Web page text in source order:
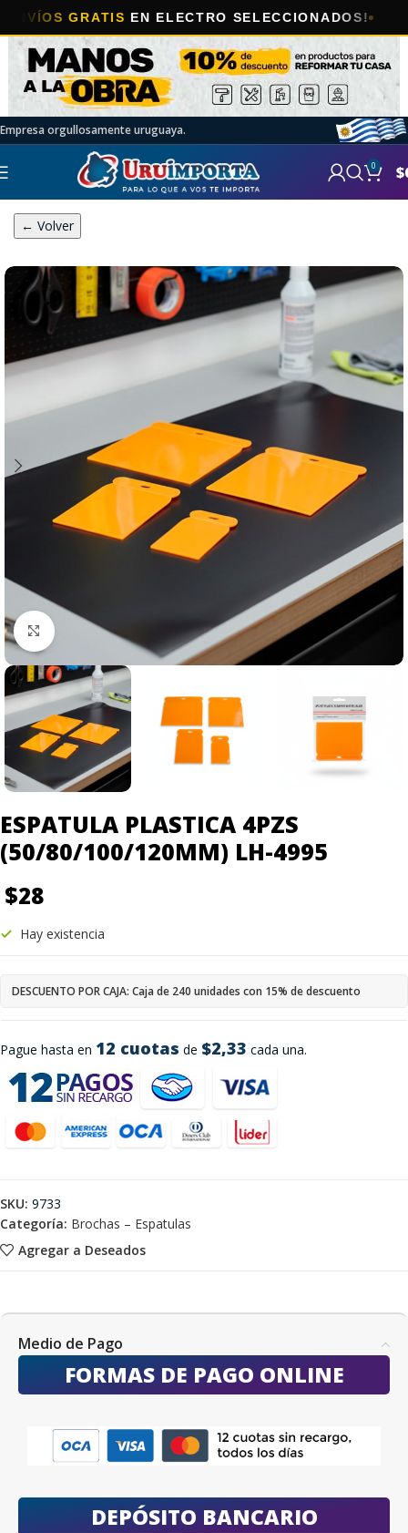
EN ELECTRO SELECCIONADOS!
Empresa orgullosamente uruguaya.
0 $
← Volver
Click to enlarge
ESPATULA PLASTICA 4PZS
(50/80/100/120MM) LH-4995
$28
Pague hasta en 12 cuotas de $2,33 cada una.
Hay existencia
DESCUENTO POR CAJA: Caja de 240 unidades con 15% de descuento
Agregar a Deseados
SKU: 9733
Categoría: Brochas – Espatulas
Medio de Pago
FORMAS DE PAGO ONLINE
DEPÓSITO BANCARIO